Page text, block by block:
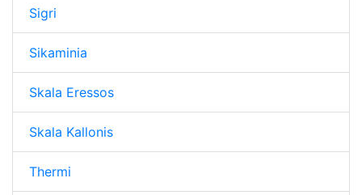
Sigri
Sikaminia
Skala Eressos
Skala Kallonis
Thermi